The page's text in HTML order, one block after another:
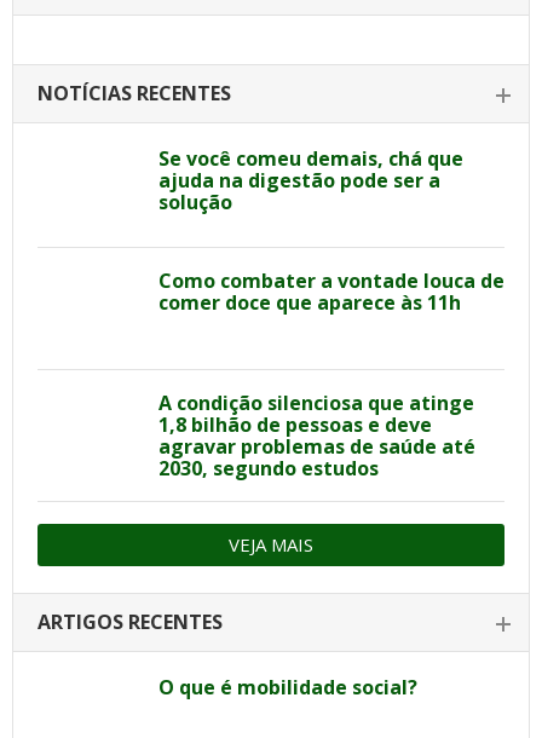
NOTÍCIAS RECENTES
Se você comeu demais, chá que
ajuda na digestão pode ser a
solução
Como combater a vontade louca de
comer doce que aparece às 11h
A condição silenciosa que atinge
1,8 bilhão de pessoas e deve
agravar problemas de saúde até
2030, segundo estudos
VEJA MAIS
ARTIGOS RECENTES
O que é mobilidade social?